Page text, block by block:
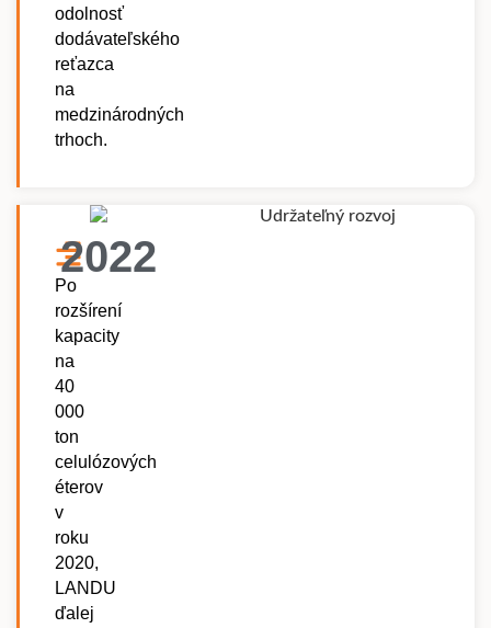
odolnosť
dodávateľského
reťazca
na
medzinárodných
trhoch.
2022
Po
rozšírení
kapacity
na
40
000
ton
celulózových
éterov
v
roku
2020,
LANDU
ďalej